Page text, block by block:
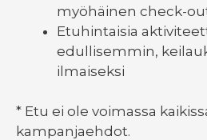
myöhäinen check-
Etuhintaisia
edullisemmin,
ilmaiseksi
* Etu ei ole voimassa
kampanjaehdot.